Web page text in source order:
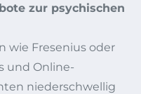
zur psychischen
wie Fresenius oder
und Online-
niederschwellig